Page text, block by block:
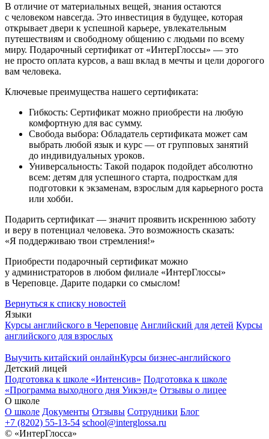
В отличие от материальных вещей, знания остаются
с человеком навсегда. Это инвестиция в будущее, которая
открывает двери к успешной карьере, увлекательным
путешествиям и свободному общению с людьми по всему
миру. Подарочный сертификат от «ИнтерГлоссы» — это
не просто оплата курсов, а ваш вклад в мечты и цели дорогого
вам человека.
Ключевые преимущества нашего сертификата:
Гибкость: Сертификат можно приобрести на любую
комфортную для вас сумму.
Свобода выбора: Обладатель сертификата может сам
выбрать любой язык и курс — от групповых занятий
до индивидуальных уроков.
Универсальность: Такой подарок подойдет абсолютно
всем: детям для успешного старта, подросткам для
подготовки к экзаменам, взрослым для карьерного роста
или хобби.
Подарить сертификат — значит проявить искреннюю заботу
и веру в потенциал человека. Это возможность сказать:
«Я поддерживаю твои стремления!»
Приобрести подарочный сертификат можно
у администраторов в любом филиале «ИнтерГлоссы»
в Череповце. Дарите подарки со смыслом!
Вернуться к списку новостей
Языки
Курсы английского в Череповце Английский для детей Курсы
английского для взрослых
Выучить китайский онлайнКурсы бизнес-английского
Детский лицей
Подготовка к школе «Интенсив» Подготовка к школе
«Программа выходного дня Уикэнд» Отзывы о лицее
О школе
О школе Документы Отзывы Сотрудники Блог
+7 (8202) 55-13-54 school@interglossa.ru
© «ИнтерГлосса»